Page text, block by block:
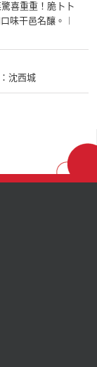
喜重重！脆卜卜
味干邑名釀。︱
沈西城